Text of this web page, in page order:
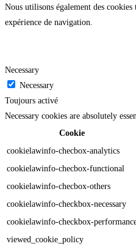
Nous utilisons également des
expérience de navigation.
Necessary
Necessary
Toujours activé
Necessary cookies are absolutely
Cookie
cookielawinfo-checbox-analytics
cookielawinfo-checbox-functional
cookielawinfo-checbox-others
cookielawinfo-checkbox-necessary
cookielawinfo-checkbox-
viewed_cookie_policy